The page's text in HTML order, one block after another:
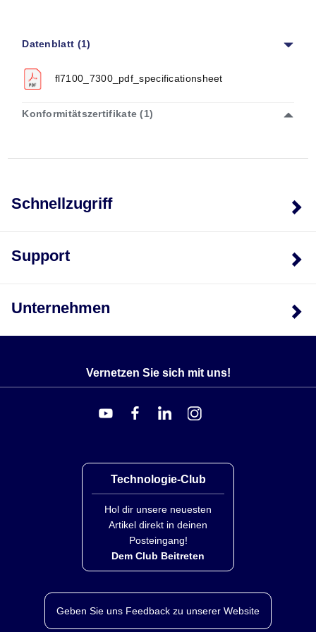
FKM-O-Ringe; FL-7100 hat Aluminiumgehäuse und
316 SS-Feder
Druckverlust:
normalen Temperaturen. Für gleiche Wasserflüsse 10
Datenblatt (1)
fl7100_7300_pdf_specificationsheet
Konformitätszertifikate (1)
Schnellzugriff
Support
Unternehmen
Vernetzen Sie sich mit uns!
Technologie-Club
Hol dir unsere neuesten
Artikel direkt in deinen
Posteingang!
Dem Club Beitreten
Geben Sie uns Feedback zu unserer Website